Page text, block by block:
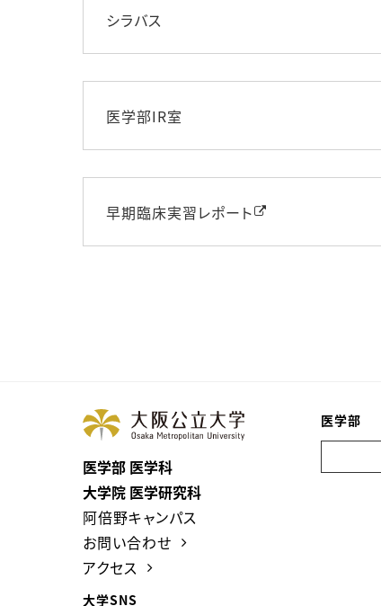
シラバス
医学部IR室
早期臨床実習レポート
医学部 医学科
大学院 医学研究科
阿倍野キャンパス
お問い合わせ
アクセス
大学SNS
医学部